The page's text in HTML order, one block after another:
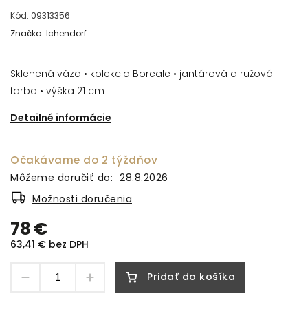
Kód: 09313356
Sklenená váza • kolekcia Boreale • jantárová a ružová
farba • výška 21 cm
Detailné informácie
Značka: Ichendorf
78 €
63,41 € bez DPH
Očakávame do 2 týždňov
Môžeme doručiť do: 28.8.2026
Možnosti doručenia
Pridať do košíka